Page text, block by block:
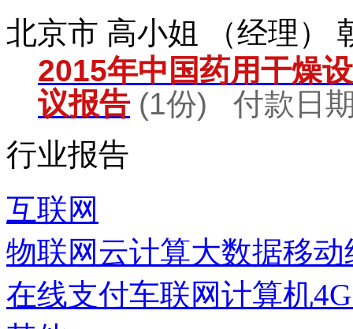
北京市 高小姐 （经理）
2015年中国药用干燥
议报告 (1份) 付款日
行业报告
互联网
物联网 云计算大数据移动
在线支付车联网计算机